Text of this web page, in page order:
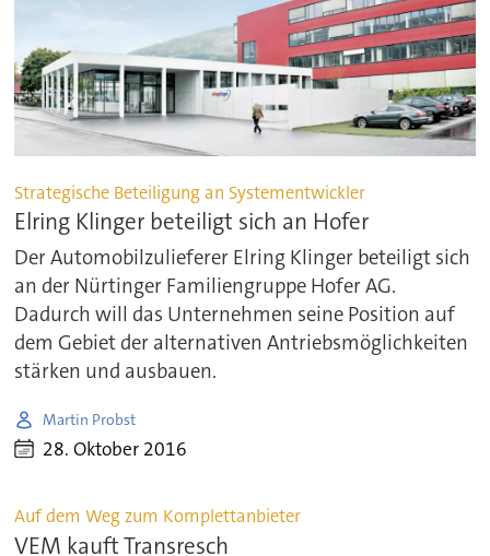
Strategische Beteiligung an Systementwickler
Elring Klinger beteiligt sich an Hofer
Der Automobilzulieferer Elring Klinger beteiligt sich
an der Nürtinger Familiengruppe Hofer AG.
Dadurch will das Unternehmen seine Position auf
dem Gebiet der alternativen Antriebsmöglichkeiten
stärken und ausbauen.
Martin Probst
28. Oktober 2016
Auf dem Weg zum Komplettanbieter
VEM kauft Transresch